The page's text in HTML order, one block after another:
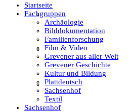
Film & Video
Grevener aus aller Welt
Grevener Geschichte
Startseite
Fachgruppen
Archäologie
Bilddokumentation
Familienforschung
Film & Video
Grevener aus aller Welt
Grevener Geschichte
Kultur und Bildung
Plattdeutsch
Sachsenhof
Textil
Sachsenhof